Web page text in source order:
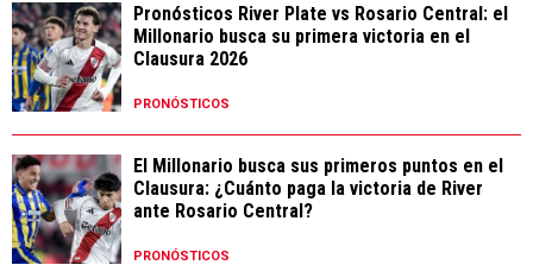
Pronósticos River Plate vs Rosario Central: el
Millonario busca su primera victoria en el
Clausura 2026
PRONÓSTICOS
El Millonario busca sus primeros puntos en el
Clausura: ¿Cuánto paga la victoria de River
ante Rosario Central?
PRONÓSTICOS